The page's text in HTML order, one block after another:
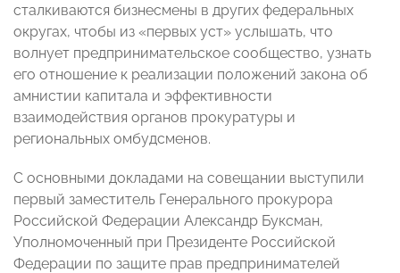
сталкиваются бизнесмены в других федеральных
округах, чтобы из «первых уст» услышать, что
волнует предпринимательское сообщество, узнать
его отношение к реализации положений закона об
амнистии капитала и эффективности
взаимодействия органов прокуратуры и
региональных омбудсменов.
С основными докладами на совещании выступили
первый заместитель Генерального прокурора
Российской Федерации Александр Буксман,
Уполномоченный при Президенте Российской
Федерации по защите прав предпринимателей